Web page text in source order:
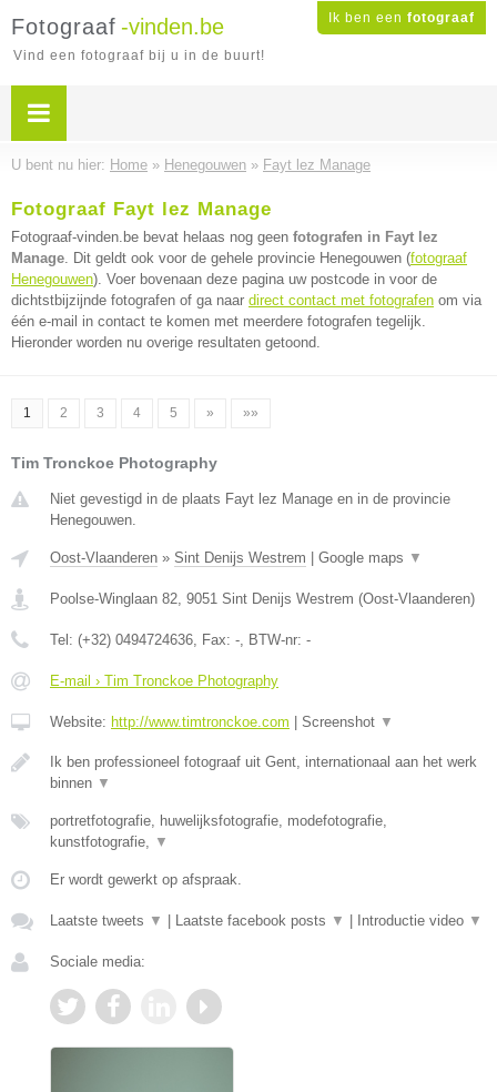
Ik ben een fotograaf
Fotograaf -vinden.be
Vind een fotograaf bij u in de buurt!
U bent nu hier: Home » Henegouwen » Fayt lez Manage
Fotograaf Fayt lez Manage
Fotograaf-vinden.be bevat helaas nog geen fotografen in Fayt lez
Manage. Dit geldt ook voor de gehele provincie Henegouwen (fotograaf
Henegouwen). Voer bovenaan deze pagina uw postcode in voor de
dichtstbijzijnde fotografen of ga naar direct contact met fotografen om via
één e-mail in contact te komen met meerdere fotografen tegelijk.
Hieronder worden nu overige resultaten getoond.
1 2 3 4 5 » »»
Tim Tronckoe Photography
Niet gevestigd in de plaats Fayt lez Manage en in de provincie
Henegouwen.
Oost-Vlaanderen » Sint Denijs Westrem Google maps ▼
Poolse-Winglaan 82, 9051 Sint Denijs Westrem (Oost-Vlaanderen)
Tel: (+32) 0494724636, Fax: -, BTW-nr: -
E-mail › Tim Tronckoe Photography
Website: http://www.timtronckoe.com Screenshot ▼
Ik ben professioneel fotograaf uit Gent, internationaal aan het werk
binnen ▼
portretfotografie, huwelijksfotografie, modefotografie,
kunstfotografie, ▼
Er wordt gewerkt op afspraak.
Laatste tweets ▼ Laatste facebook posts ▼ Introductie video ▼
Sociale media: